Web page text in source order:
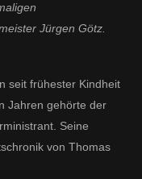
Jürgen Götz.
seit frühester Kindheit
Jahren gehörte der
Seine
von Thomas